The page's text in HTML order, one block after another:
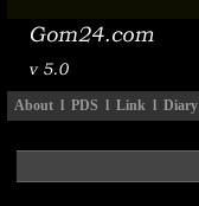
About l PDS l Link l Diary